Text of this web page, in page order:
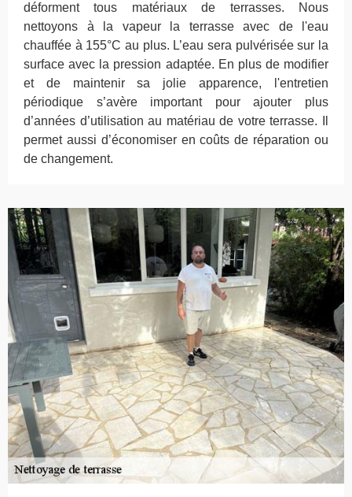
déforment tous matériaux de terrasses. Nous
nettoyons à la vapeur la terrasse avec de l'eau
chauffée à 155°C au plus. L’eau sera pulvérisée sur la
surface avec la pression adaptée. En plus de modifier
et de maintenir sa jolie apparence, l'entretien
périodique s’avère important pour ajouter plus
d’années d’utilisation au matériau de votre terrasse. Il
permet aussi d’économiser en coûts de réparation ou
de changement.